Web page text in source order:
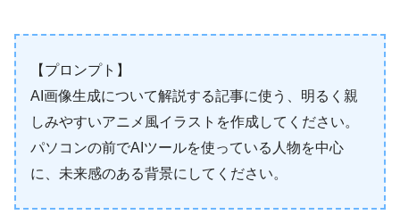
【プロンプト】
AI画像生成について解説する記事に使う、明るく親
しみやすいアニメ風イラストを作成してください。
パソコンの前でAIツールを使っている人物を中心
に、未来感のある背景にしてください。